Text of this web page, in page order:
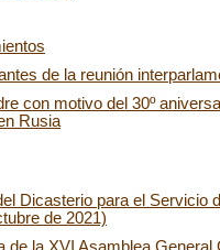
de la reunión
con motivo del 30º
Rusia
Dicasterio para el
de 2021)